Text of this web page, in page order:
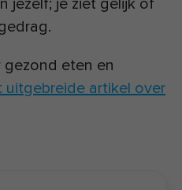
jezelf; je ziet gelijk of
gezond eten en
uitgebreide artikel over